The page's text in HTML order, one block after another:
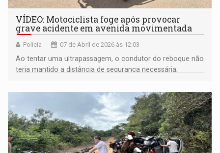
VÍDEO: Motociclista foge após provocar
grave acidente em avenida movimentada
Polícia 07 de Abril de 2026 às 12:03
Ao tentar uma ultrapassagem, o condutor do reboque não
teria mantido a distância de segurança necessária,